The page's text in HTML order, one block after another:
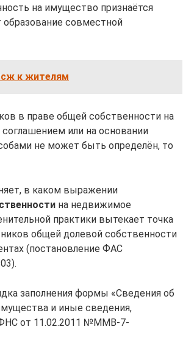
на имущество признаётся
образование совместной
к жителям
в праве общей собственности на
или на основании
не может быть определён, то
в каком выражении
на недвижимое
практики вытекает точка
общей долевой собственности
(постановление ФАС
заполнения формы «Сведения об
и иные сведения,
ФНС от 11.02.2011 №ММВ-7-